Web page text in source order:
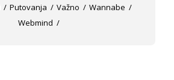
Putovanja Važno
Wannabe
Webmind